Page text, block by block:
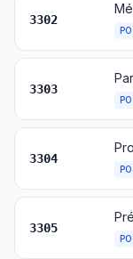
3302
3303
3304
3305